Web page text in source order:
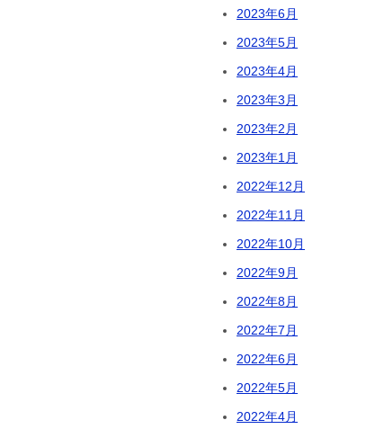
2023年6月
2023年5月
2023年4月
2023年3月
2023年2月
2023年1月
2022年12月
2022年11月
2022年10月
2022年9月
2022年8月
2022年7月
2022年6月
2022年5月
2022年4月